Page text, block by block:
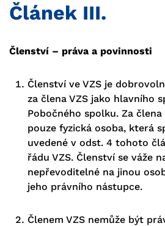
Článek III.
Členství – práva a povinnosti
Členství ve VZS je
za člena VZS jako hlavního
Pobočného spolku. Za
pouze fyzická osoba, která
uvedené v odst. 4 tohoto
řádu VZS. Členství se váže
nepřevoditelné na jinou
jeho právního nástupce.
Členem VZS nemůže být